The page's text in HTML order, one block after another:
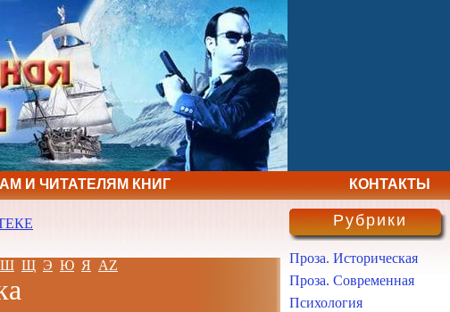
И ЧИТАТЕЛЯМ КНИГ КОНТАКТЫ
Ш Щ Э Ю Я AZ
Рубрики
Проза. Историческая
Проза. Современная
Психология